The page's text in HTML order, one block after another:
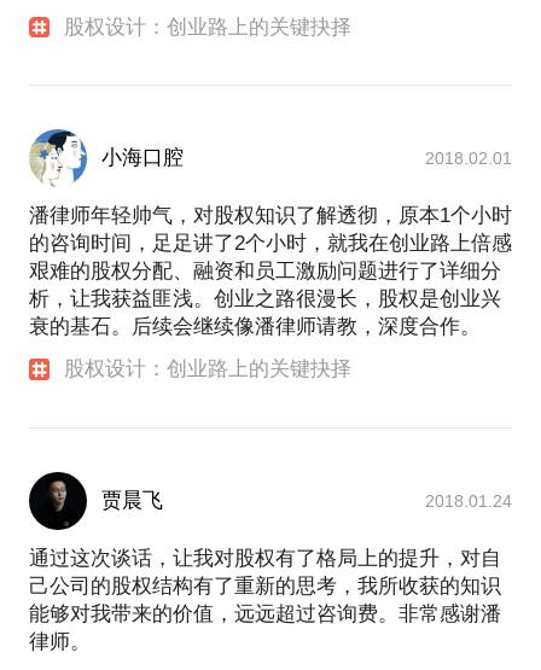
股权设计：创业路上的关键抉择
小海口腔 2018.02.01
潘律师年轻帅气，对股权知识了解透彻，原本1个小时
的咨询时间，足足讲了2个小时，就我在创业路上倍感
艰难的股权分配、融资和员工激励问题进行了详细分
析，让我获益匪浅。创业之路很漫长，股权是创业兴
衰的基石。后续会继续像潘律师请教，深度合作。
股权设计：创业路上的关键抉择
贾晨飞 2018.01.24
通过这次谈话，让我对股权有了格局上的提升，对自
己公司的股权结构有了重新的思考，我所收获的知识
能够对我带来的价值，远远超过咨询费。非常感谢潘
律师。